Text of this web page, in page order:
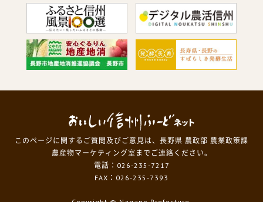
このページに関するご質問及びご意見は、長野県 農政部 農業政策課
農産物マーケティング室までご連絡ください。
電話：026-235-7217
FAX：026-235-7393